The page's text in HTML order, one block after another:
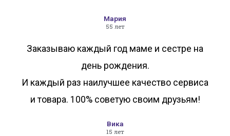
Мария
55 лет
Заказываю каждый год маме и сестре на
день рождения.
И каждый раз наилучшее качество сервиса
и товара. 100% советую своим друзьям!
Вика
15 лет